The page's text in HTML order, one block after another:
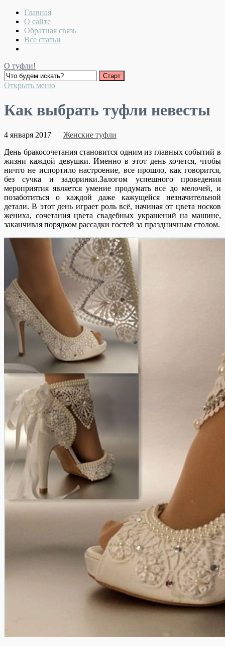
Главная
О сайте
Обратная связь
Все статьи
О туфли!
Открыть меню
Как выбрать туфли невесты
4 января 2017
Женские туфли
День бракосочетания становится одним из главных событий в
жизни каждой девушки. Именно в этот день хочется, чтобы
ничто не испортило настроение, все прошло, как говорится,
без сучка и задоринки.Залогом успешного проведения
мероприятия является умение продумать все до мелочей, и
позаботиться о каждой даже кажущейся незначительной
детали. В этот день играет роль всё, начиная от цвета носков
жениха, сочетания цвета свадебных украшений на машине,
заканчивая порядком рассадки гостей за праздничным столом.